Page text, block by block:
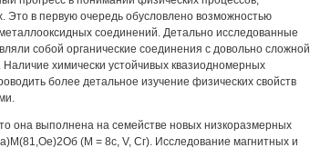
Это в первую очередь обусловлено возможностью
соединений. Детально исследованные
собой органические соединения с довольно сложной
химически устойчивых квазиодномерных
более детальное изучение физических свойств
она выполнена на семействе новых низкоразмерных
(М = 8с, V, Сг). Исследование магнитных и